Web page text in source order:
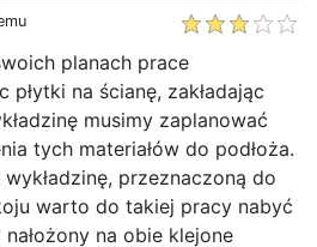
planach prace
płytki na ścianę, zakładając
musimy zaplanować
tych materiałów do podłoża.
przeznaczoną do
warto do takiej pracy nabyć
na obie klejone